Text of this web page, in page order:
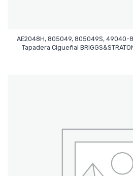
AE2048H, 805049, 805049S, 49040-
Tapadera Cigueñal
Leer Más